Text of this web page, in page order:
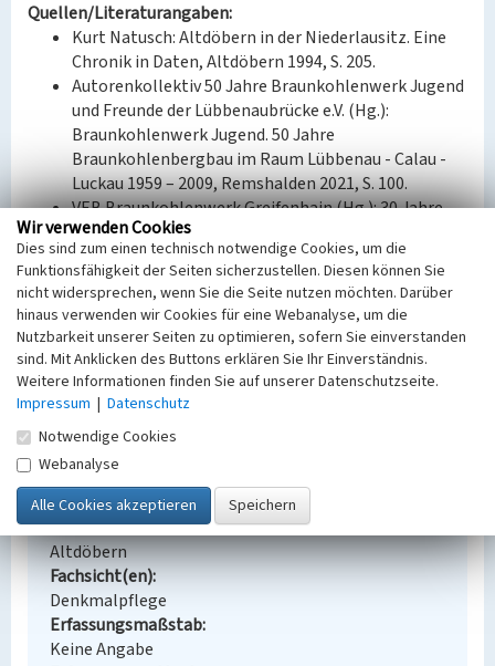
Quellen/Literaturangaben:
Kurt Natusch: Altdöbern in der Niederlausitz. Eine
Chronik in Daten, Altdöbern 1994, S. 205.
Autorenkollektiv 50 Jahre Braunkohlenwerk Jugend
und Freunde der Lübbenaubrücke e.V. (Hg.):
Braunkohlenwerk Jugend. 50 Jahre
Braunkohlenbergbau im Raum Lübbenau - Calau -
Luckau 1959 – 2009, Remshalden 2021, S. 100.
VEB Braunkohlenwerk Greifenhain (Hg.): 30 Jahre
Braunkohlenwerk Greifenhain. Vom Werden und
Wachsen unseres Werkes, Festschrift, Cottbus 1965,
S. 80.
BKM-Nummer:32003072
(Erfassungsprojekt Lausitz, BLDAM 2023)
Wohnsiedlung des Braunkohlenwerks Jugend
Schlagwörter
Siedlung
Ort
Altdöbern
Fachsicht(en)
Denkmalpflege
Erfassungsmaßstab
Keine Angabe
Wir verwenden Cookies
Dies sind zum einen technisch notwendige Cookies, um die
Funktionsfähigkeit der Seiten sicherzustellen. Diesen können Sie
nicht widersprechen, wenn Sie die Seite nutzen möchten. Darüber
hinaus verwenden wir Cookies für eine Webanalyse, um die
Nutzbarkeit unserer Seiten zu optimieren, sofern Sie einverstanden
sind. Mit Anklicken des Buttons erklären Sie Ihr Einverständnis.
Weitere Informationen finden Sie auf unserer Datenschutzseite.
Impressum | Datenschutz
Notwendige Cookies
Webanalyse